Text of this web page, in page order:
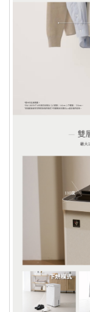
針對大型
床墊、健
們將於完
例假日〉
細節等的
它加價費
併告知，
依照客戶
獲訂單逾
訂單，請
您退回的
將立即處
式，則依